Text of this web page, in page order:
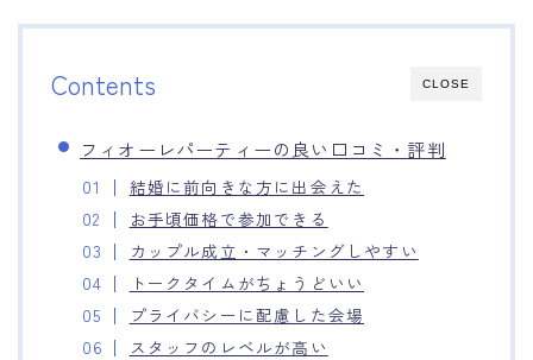
CLOSE
Contents
フィオーレパーティーの良い口コミ・評判
結婚に前向きな方に出会えた
お手頃価格で参加できる
カップル成立・マッチングしやすい
トークタイムがちょうどいい
プライバシーに配慮した会場
スタッフのレベルが高い